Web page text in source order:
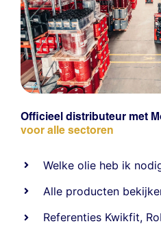
Officieel distributeur met
voor alle sectoren
Welke olie heb ik
Alle producten
Referenties Kwikfit,